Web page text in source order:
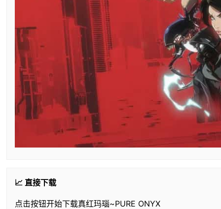
📈 直接下载
点击按钮开始下载真红玛瑙~PURE ONYX